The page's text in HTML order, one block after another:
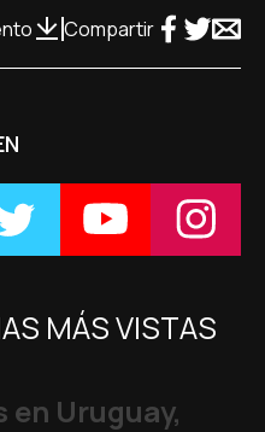
Compartir
MÁS VISTAS
en Uruguay,